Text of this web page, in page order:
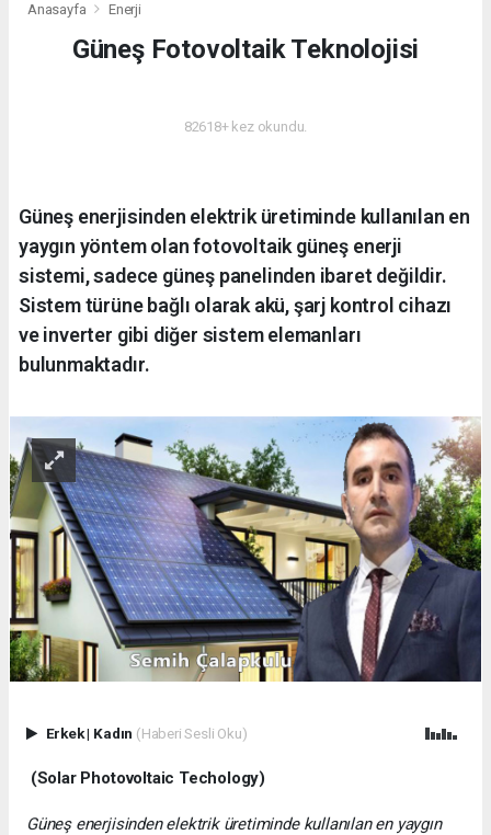
Anasayfa Enerji
Güneş Fotovoltaik Teknolojisi
82618+ kez okundu.
Güneş enerjisinden elektrik üretiminde kullanılan en
yaygın yöntem olan fotovoltaik güneş enerji
sistemi, sadece güneş panelinden ibaret değildir.
Sistem türüne bağlı olarak akü, şarj kontrol cihazı
ve inverter gibi diğer sistem elemanları
bulunmaktadır.
Erkek| Kadın (Haberi Sesli Oku)
(Solar Photovoltaic Techology)
Güneş enerjisinden elektrik üretiminde kullanılan en yaygın